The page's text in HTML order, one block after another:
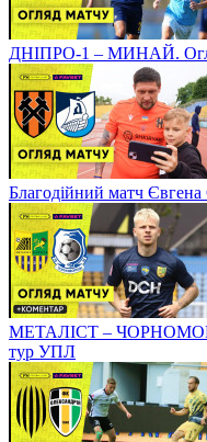
ДНІПРО-1 – МИНАЙ.
Благодійний матч
МЕТАЛІСТ –
тур УПЛ